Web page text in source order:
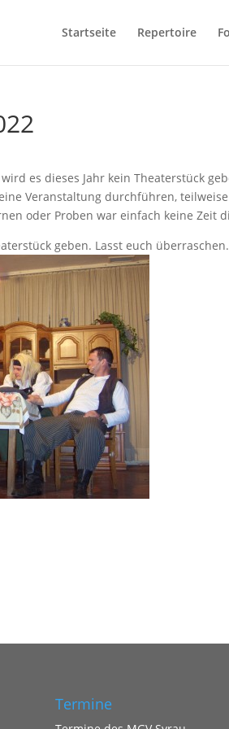
Startseite Repertoire
es dieses Jahr kein Theaterstück
Veranstaltung durchführen,
oder Proben war einfach keine Zeit
geben. Lasst euch überraschen.
Termine